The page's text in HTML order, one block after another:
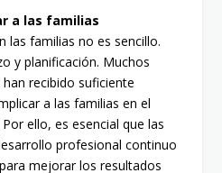
a las familias
las familias no es sencillo.
y planificación. Muchos
recibido suficiente
a las familias en el
ello, es esencial que las
profesional continuo
mejorar los resultados